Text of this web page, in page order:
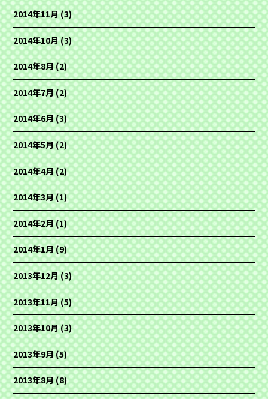
2014年11月(3)
2014年10月(3)
2014年8月(2)
2014年7月(2)
2014年6月(3)
2014年5月(2)
2014年4月(2)
2014年3月(1)
2014年2月(1)
2014年1月(9)
2013年12月(3)
2013年11月(5)
2013年10月(3)
2013年9月(5)
2013年8月(8)